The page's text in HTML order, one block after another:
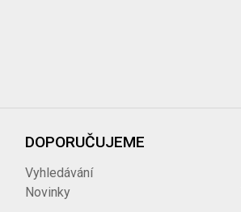
DOPORUČUJEME
Vyhledávání
Novinky